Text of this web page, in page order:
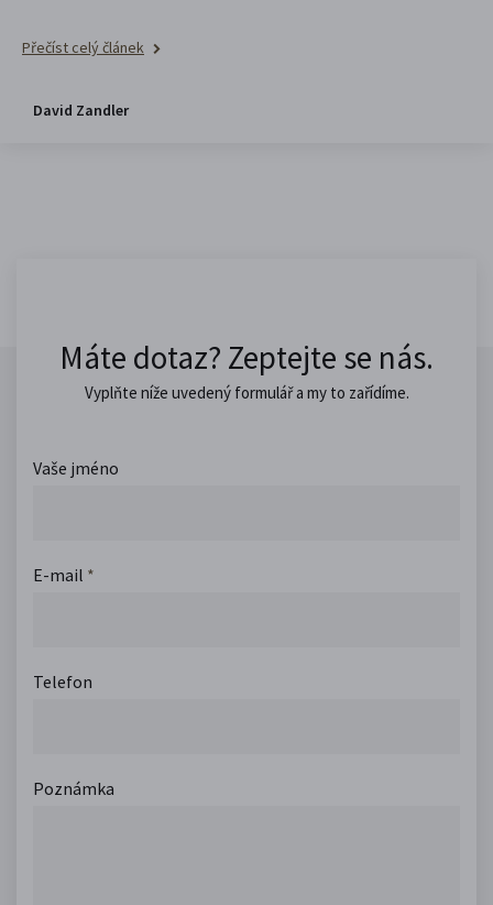
Přečíst celý článek
David Zandler
Máte dotaz? Zeptejte se nás.
Vyplňte níže uvedený formulář a my to zařídíme.
Vaše jméno
E-mail *
Telefon
Poznámka